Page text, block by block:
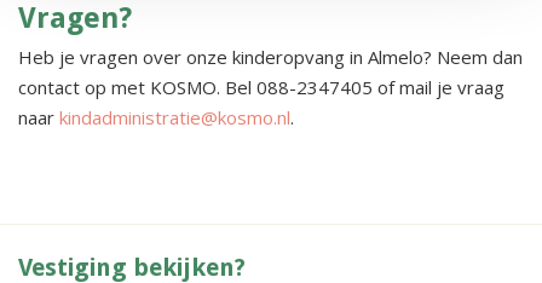
Vragen?
Heb je vragen over onze kinderopvang in Almelo? Neem dan
contact op met KOSMO. Bel 088-2347405 of mail je vraag
naar kindadministratie@kosmo.nl.
Vestiging bekijken?